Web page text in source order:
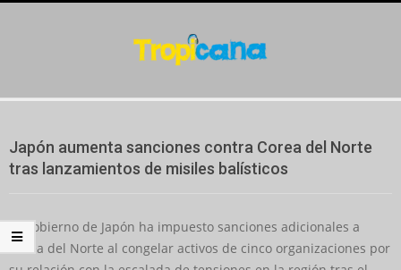
Menu
Japón aumenta sanciones contra Corea del Norte
tras lanzamientos de misiles balísticos
El Gobierno de Japón ha impuesto sanciones adicionales a
Corea del Norte al congelar activos de cinco organizaciones por